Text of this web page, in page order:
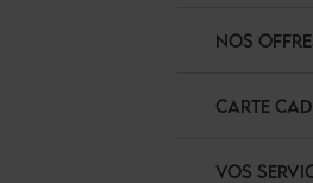
NOS
CARTE
VOS